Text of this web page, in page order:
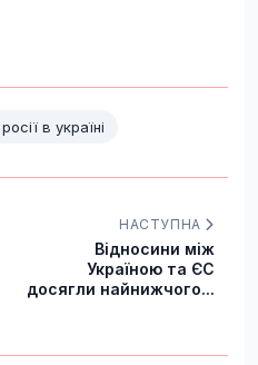
в україні
НАСТУПНА
Відносини між
Україною та ЄС
досягли найнижчого...